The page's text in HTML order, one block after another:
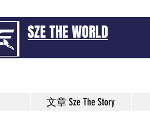
SZE THE WORLD
文章 Sze The Story